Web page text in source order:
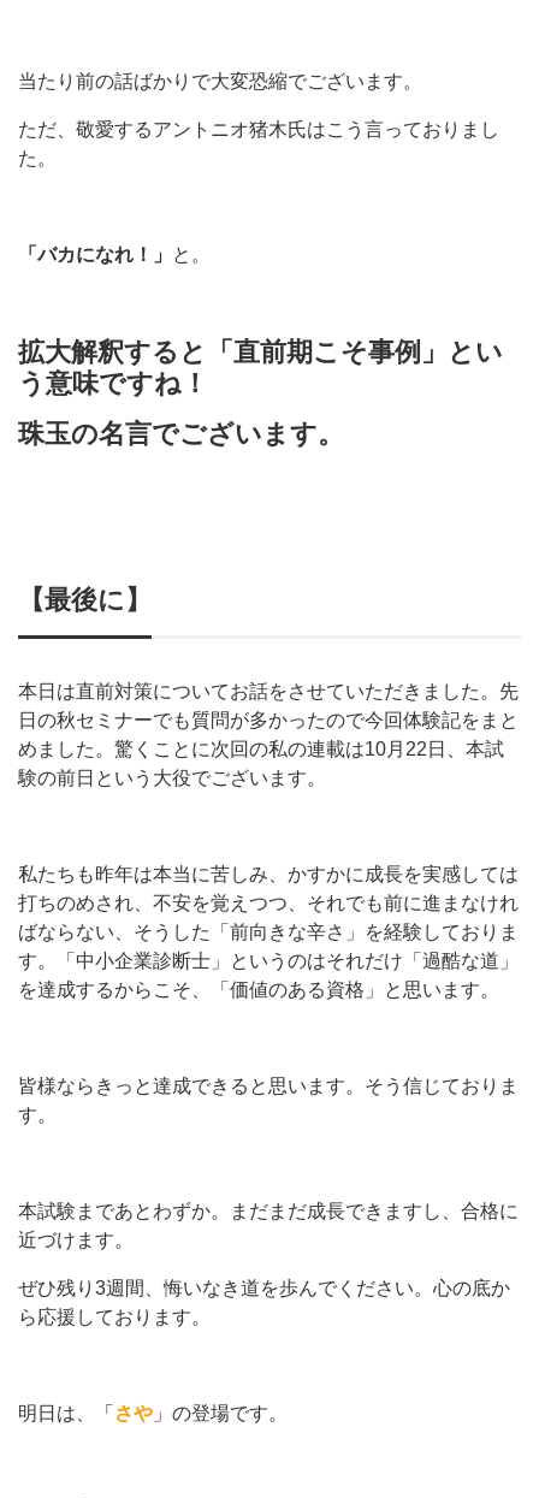
当たり前の話ばかりで大変恐縮でございます。
ただ、敬愛するアントニオ猪木氏はこう言っておりまし
た。
「バカになれ！」 と。
拡大解釈すると 「直前期こそ事例」 とい
う意味ですね！
珠玉の名言でございます。
【最後に】
本日は直前対策についてお話をさせていただきました。先
日の秋セミナーでも質問が多かったので今回体験記をまと
めました。驚くことに次回の私の連載は10月22日、本試
験の前日という大役でございます。
私たちも昨年は本当に苦しみ、かすかに成長を実感しては
打ちのめされ、不安を覚えつつ、それでも前に進まなけれ
ばならない、そうした「前向きな辛さ」を経験しておりま
す。「中小企業診断士」というのはそれだけ「過酷な道」
を達成するからこそ、「価値のある資格」と思います。
皆様ならきっと達成できると思います。そう信じておりま
す。
本試験まであとわずか。まだまだ成長できますし、合格に
近づけます。
ぜひ残り3週間、悔いなき道を歩んでください。心の底か
ら応援しております。
明日は、 「 さや 」 の登場です。